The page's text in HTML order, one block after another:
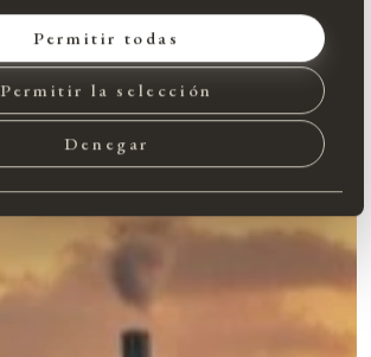
Permitir todas
Permitir la selección
Denegar